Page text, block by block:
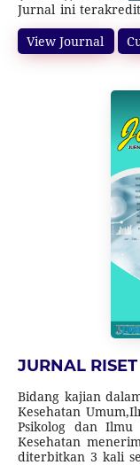
Jurnal ini
Jenderal
10/C/C3/DT.05.00/
Peringkat
View Journal
JURNAL
Bidang kajian
Kesehatan
Psikolog dan
Kesehatan
diterbitkan 3 kali